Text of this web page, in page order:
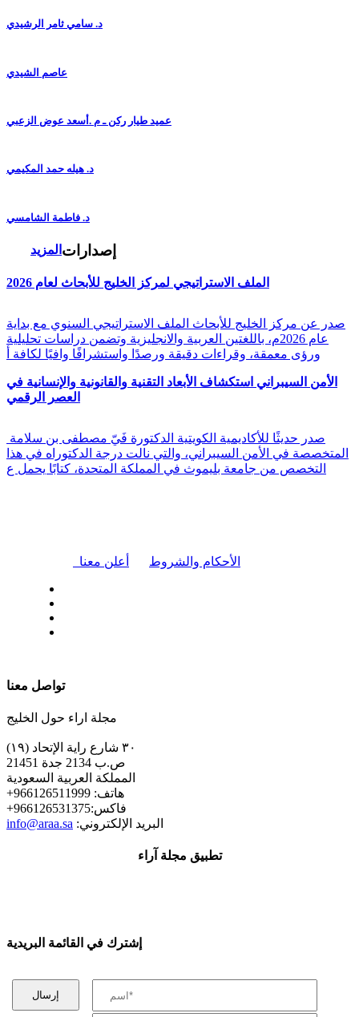
د. سامي ثامر الرشيدي
عاصم الشيدي
عميد طيار ركن ـ م .أسعد عوض الزعبي
د. هيله حمد المكيمي
د. فاطمة الشامسي
المزيد إصدارات
الملف الاستراتيجي لمركز الخليج للأبحاث لعام 2026
صدر عن مركز الخليج للأبحاث الملف الاستراتيجي السنوي مع بداية
عام 2026م، باللغتين العربية والانجليزية وتضمن دراسات تحليلية
ورؤى معمقة، وقراءات دقيقة ورصدًا واستشرافًا وافيًا لكافة أ
الأمن السيبراني استكشاف الأبعاد التقنية والقانونية والإنسانية في
العصر الرقمي
المتخصصة في الأمن السيبراني، والتي نالت درجة الدكتوراه في هذا
التخصص من جامعة بليموث في المملكة المتحدة، كتابًا يحمل ع
أعلن معنا الأحكام والشروط
تواصل معنا
مجلة اراء حول الخليج
٣٠ شارع راية الإتحاد (١٩)
ص.ب 2134 جدة 21451
المملكة العربية السعودية
+هاتف: 966126511999
+فاكس:966126531375
info@araa.sa :البريد الإلكتروني
تطبيق مجلة آراء
إشترك في القائمة البريدية